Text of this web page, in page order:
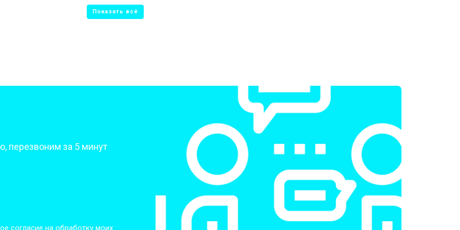
от 50 мин
от 2200 ₽
от 1700 ₽ Заказать
от 2600 ₽ Заказать
от 60 мин Заказать
перезвоним за 5 минут
согласие на обработку моих